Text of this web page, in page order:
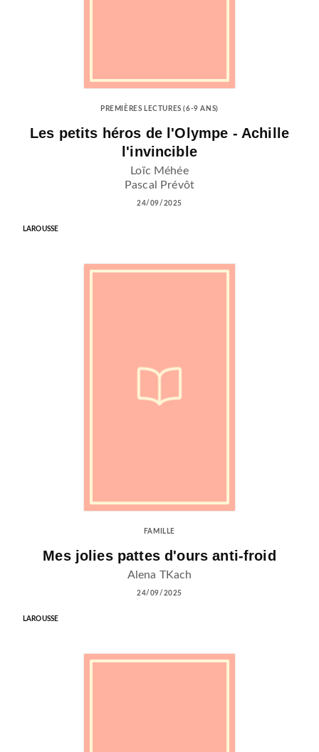
PREMIÈRES LECTURES (6-9 ANS)
Les petits héros de l'Olympe - Achille
l'invincible
Loïc Méhée
Pascal Prévôt
24/09/2025
LAROUSSE
FAMILLE
Mes jolies pattes d'ours anti-froid
Alena TKach
24/09/2025
LAROUSSE